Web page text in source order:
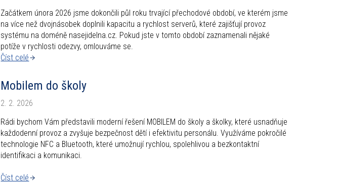
Začátkem února 2026 jsme dokončili půl roku trvající přechodové období, ve kterém jsme
na více než dvojnásobek doplnili kapacitu a rychlost serverů, které zajišťují provoz
systému na doméně nasejidelna.cz. Pokud jste v tomto období zaznamenali nějaké
potíže v rychlosti odezvy, omlouváme se.
Číst celé
Mobilem do školy
2. 2. 2026
Rádi bychom Vám představili moderní řešení MOBILEM do školy a školky, které usnadňuje
každodenní provoz a zvyšuje bezpečnost dětí i efektivitu personálu. Využíváme pokročilé
technologie NFC a Bluetooth, které umožnují rychlou, spolehlivou a bezkontaktní
identifikaci a komunikaci.
Číst celé